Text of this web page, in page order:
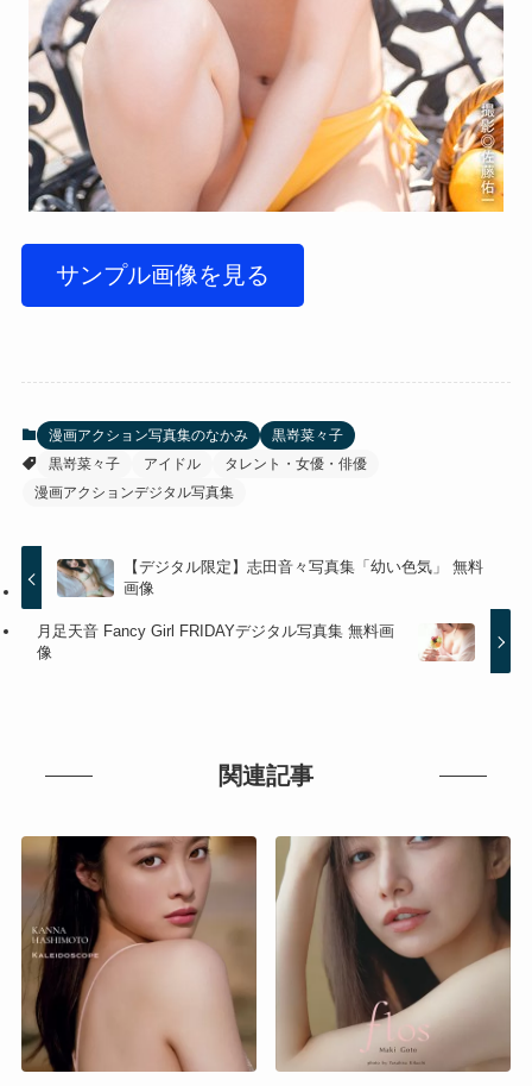
サンプル画像を見る
漫画アクション写真集のなかみ
黒嵜菜々子
黒嵜菜々子
アイドル
タレント・女優・俳優
漫画アクションデジタル写真集
【デジタル限定】志田音々写真集「幼い色気」 無料
画像
月足天音 Fancy Girl FRIDAYデジタル写真集 無料画
像
関連記事